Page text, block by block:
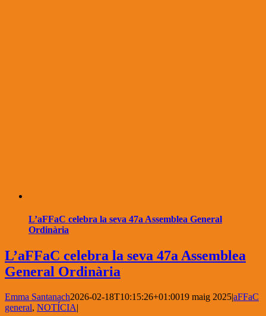
L’aFFaC celebra la seva 47a Assemblea General
Ordinària
L’aFFaC celebra la seva 47a Assemblea
General Ordinària
Emma Santanach2026-02-18T10:15:26+01:0019 maig 2025|aFFaC
general, NOTÍCIA|